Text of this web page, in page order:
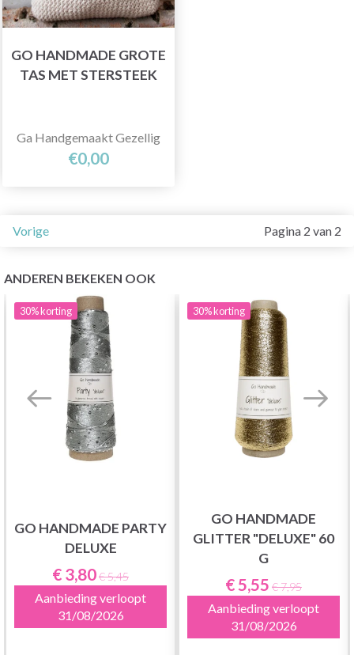
GO HANDMADE GROTE
TAS MET STERSTEEK
Ga Handgemaakt Gezellig
€0,00
Vorige Pagina 2 van 2
ANDEREN BEKEKEN OOK
30%korting
GO HANDMADE PARTY
DELUXE
€ 3,80€ 5,45
Aanbieding verloopt
31/08/2026
30%korting
GO HANDMADE
GLITTER "DELUXE" 60
G
€ 5,55 € 7,95
Aanbieding verloopt
31/08/2026